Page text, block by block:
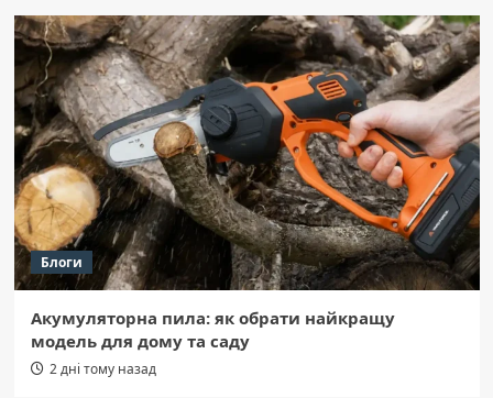
Блоги
Акумуляторна пила: як обрати найкращу
модель для дому та саду
2 дні тому назад